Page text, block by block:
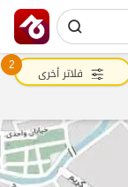
2 فلاتر أخرى